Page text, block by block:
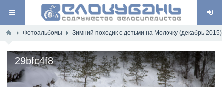
Фотоальбомы Зимний походик с детьми на Молочку (декабрь 2015)
29bfc4f8